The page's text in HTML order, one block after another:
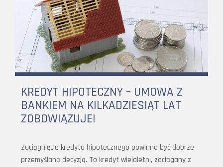
KREDYT HIPOTECZNY – UMOWA Z
BANKIEM NA KILKADZIESIĄT LAT
ZOBOWIĄZUJE!
Zaciągnięcie kredytu hipotecznego powinno być dobrze
przemyślaną decyzją. To kredyt wieloletni, zaciągany z